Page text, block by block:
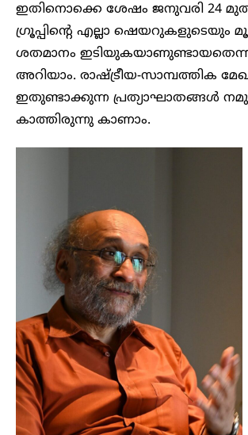
ഇതിനൊക്കെ ശേഷം ജനുവരി 24
ഗ്രൂപ്പിന്റെ എല്ലാ ഷെയറുകളുടെയും
ശതമാനം ഇടിയുകയാണുണ്ടായതെന്നു
അറിയാം. രാഷ്ട്രീയ-സാമ്പത്തിക
ഇതുണ്ടാക്കുന്ന പ്രത്യാഘാതങ്ങൾ
കാത്തിരുന്നു കാണാം.